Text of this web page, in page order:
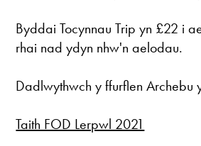
Byddai Tocynnau Trip yn £22 i
rhai nad ydyn nhw'n aelodau.
Dadlwythwch y ffurflen Archebu
Taith FOD Lerpwl 2021